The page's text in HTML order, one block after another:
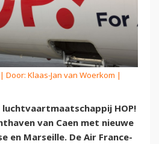
Door: Klaas-Jan van Woerkom |
luchtvaartmaatschappij HOP!
van Caen met nieuwe
en Marseille. De Air France-